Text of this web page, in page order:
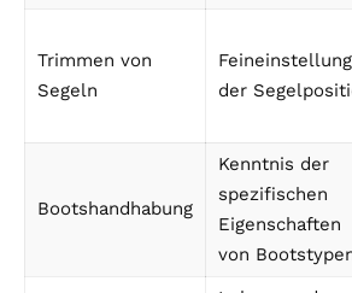
Trimmen von
Segeln
der
Bootshandhabung
Kenntnis der
spezifischen
Eigenschaften
von